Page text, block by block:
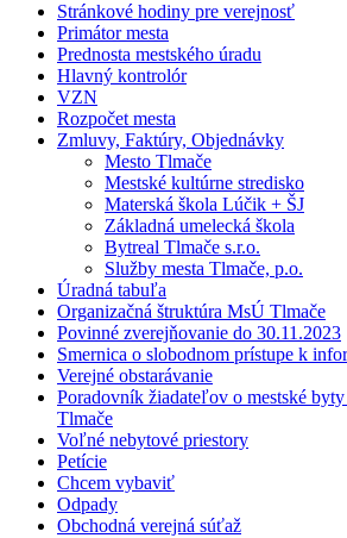
Stránkové hodiny pre verejnosť
Primátor mesta
Prednosta mestského úradu
Hlavný kontrolór
VZN
Rozpočet mesta
Zmluvy, Faktúry, Objednávky
Mesto Tlmače
Mestské kultúrne stredisko
Materská škola Lúčik + ŠJ
Základná umelecká škola
Bytreal Tlmače s.r.o.
Služby mesta Tlmače, p.o.
Úradná tabuľa
Organizačná štruktúra MsÚ Tlmače
Povinné zverejňovanie do 30.11.2023
Smernica o slobodnom prístupe k
Verejné obstarávanie
Poradovník žiadateľov o mestské
Tlmače
Voľné nebytové priestory
Petície
Chcem vybaviť
Odpady
Obchodná verejná súťaž